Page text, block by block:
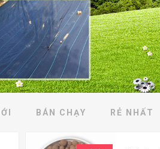
BÁN CHẠY RẺ NHẤT